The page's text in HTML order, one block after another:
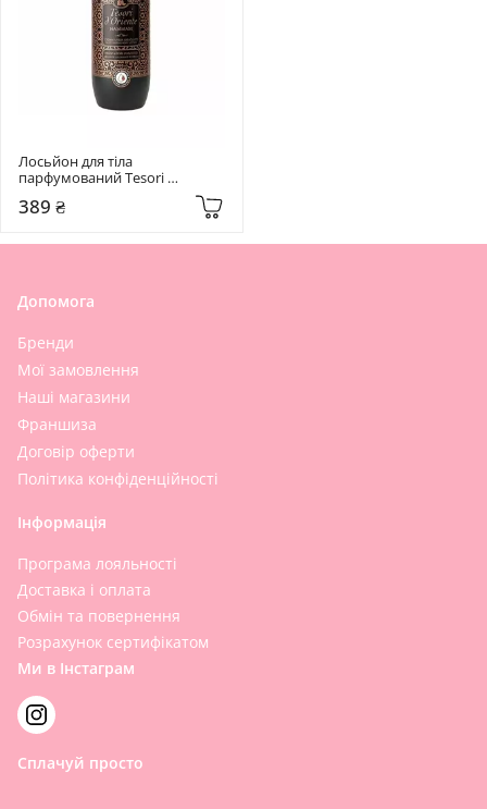
Лосьйон для тіла
парфумований Tesori
d'Oriente 400 мл  Hammam
389 ₴
Допомога
Бренди
Мої замовлення
Наші магазини
Франшиза
Договір оферти
Політика конфіденційності
Інформація
Програма лояльності
Доставка і оплата
Обмін та повернення
Розрахунок сертифікатом
Ми в Інстаграм
Сплачуй просто